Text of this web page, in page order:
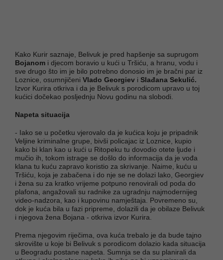
Kako Kurir saznaje, Belivuk je pred hapšenje sa suprugom
Bojanom i djecom boravio u kući u Tršiću, a hranu, vodu i
sve drugo što im je bilo potrebno donosio im je bračni par iz
Loznice, osumnjičeni Vlado Georgiev i Slađana Sekulić.
Izvor Kurira otkriva i da je Belivuk s porodicom upravo u toj
kućici dočekao posljednju Novu godinu na slobodi.
Napeta situacija
- Iako se u početku vjerovalo da je kućica koju je pripadnik
Veljine kriminalne grupe, bivši policajac iz Loznice, kupio
kako bi klan kao u kući u Ritopeku tu dovodio otete ljude i
mučio ih, tokom istrage se došlo do informacija da je vođa
klana tu kuću zapravo koristio za skrivanje. Naime, kuću u
Tršiću, koja je zabačena i do nje se ne dolazi lako, Georgiev
i žena su za kratko vrijeme potpuno renovirali od poda do
plafona, angažovali su radnike za ugradnju najmodernijeg
video-nadzora, kao i kupovinu namještaja. Povremeno su,
dok je kuća bila u fazi pripreme, dolazili da je obilaze Belivuk
i njegova žena Bojana - otkriva izvor Kurira.
Prema njegovim riječima, ova kuća trebalo je da bude tajno
skrovište u koje bi Belivuk s porodicom dolazio kada situacija
u Beogradu postane napeta. Sumnja se da su planirali da